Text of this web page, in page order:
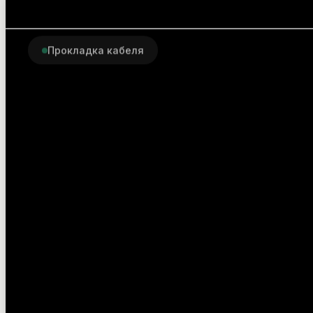
Прокладка кабеля